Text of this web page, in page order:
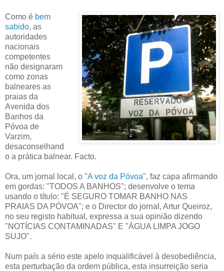
Como é bem
sabido, as
autoridades
nacionais
competentes
não designaram
como zonas
balneares as
praias da
Avenida dos
Banhos da
Póvoa de
Varzim,
desaconselhand
o a prática balnear. Facto.
Ora, um jornal local, o "A voz da Póvoa", faz capa afirmando
em gordas: "TODOS A BANHOS"; desenvolve o tema
usando o título: "É SEGURO TOMAR BANHO NAS
PRAIAS DA PÓVOA"; e o Director do jornal, Artur Queiroz,
no seu registo habitual, expressa a sua opinião dizendo
"NOTÍCIAS CONTAMINADAS" E "ÁGUA LIMPA JOGO
SUJO".
Num país a sério este apelo inqualificável à desobediência,
esta perturbação da ordem pública, esta insurreição seria